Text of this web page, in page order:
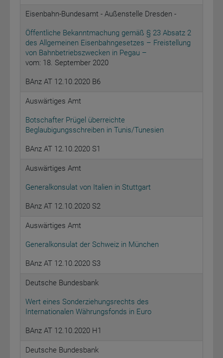
Eisenbahn-Bundesamt - Außenstelle Dresden -
Öffentliche Bekanntmachung gemäß § 23 Absatz 2
des Allgemeinen Eisenbahngesetzes – Freistellung
von Bahnbetriebszwecken in Pegau –
vom: 18. September 2020
BAnz AT 12.10.2020 B6
Auswärtiges Amt
Botschafter Prügel überreichte
Beglaubigungsschreiben in Tunis/Tunesien
BAnz AT 12.10.2020 S1
Auswärtiges Amt
Generalkonsulat von Italien in Stuttgart
BAnz AT 12.10.2020 S2
Auswärtiges Amt
Generalkonsulat der Schweiz in München
BAnz AT 12.10.2020 S3
Deutsche Bundesbank
Wert eines Sonderziehungsrechts des
Internationalen Währungsfonds in Euro
BAnz AT 12.10.2020 H1
Deutsche Bundesbank